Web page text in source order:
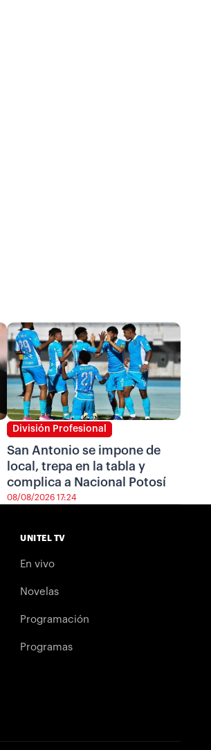
División Profesional
San Antonio se impone de
local, trepa en la tabla y
complica a Nacional Potosí
08/08/2026 17:24
UNITEL TV
En vivo
Novelas
Programación
Programas